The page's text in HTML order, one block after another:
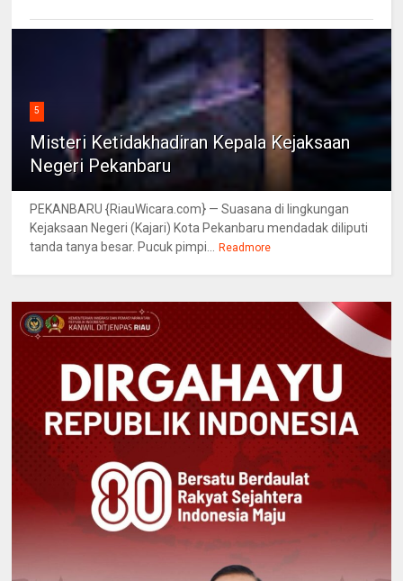
5
Misteri Ketidakhadiran Kepala Kejaksaan
Negeri Pekanbaru
PEKANBARU {RiauWicara.com} — Suasana di lingkungan
Kejaksaan Negeri (Kajari) Kota Pekanbaru mendadak diliputi
tanda tanya besar. Pucuk pimpi...
Readmore